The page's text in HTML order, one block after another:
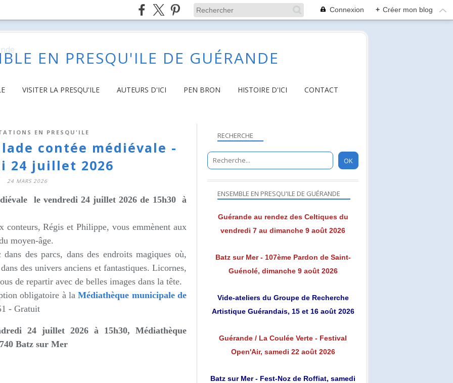
Connexion + Créer mon blog
EN PRESQU'ILE DE GUÉRANDE
VISITER LA PRESQU'ILE AUTEURS D'ICI PEN BRON HISTOIRE D'ICI CONTACT
EN PRESQU'ILE
contée médiévale -
24 juillet 2026
24 MARS 2026
le vendredi 24 juillet 2026 de 15h30 à
conteurs, Régis et Philippe, vous emmènent aux
moyen-âge.
des parcs, dans des endroits magiques où,
des univers anciens et fantastiques. Licornes,
de repartir avec de belles images dans la tête.
obligatoire à la Médiathèque municipale de
- Gratuit
24 juillet 2026 à 15h30, Médiathèque
Batz sur Mer
RECHERCHE
ENSEMBLE EN PRESQU'ILE DE GUÉRANDE
Guérande au rendez des Celtiques du
vendredi 7 au dimanche 9 août 2026
Batz sur Mer - 107ème Pardon de Saint-
Guénolé, dimanche 9 août 2026
Vide-ateliers du Groupe de Recherche
Artistique Guérandais, 15 et 16 août 2026
Guérande / La Coulée Verte - Festival
Open'Air, samedi 22 août 2026
Batz sur Mer - Fest-Noz de Roffiat, samedi